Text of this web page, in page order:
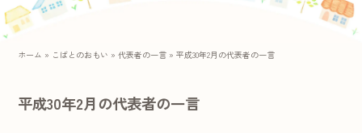
ホーム » こばとのおもい »代表者の一言 »平成30年2月の代表者の一言
平成30年2月の代表者の一言